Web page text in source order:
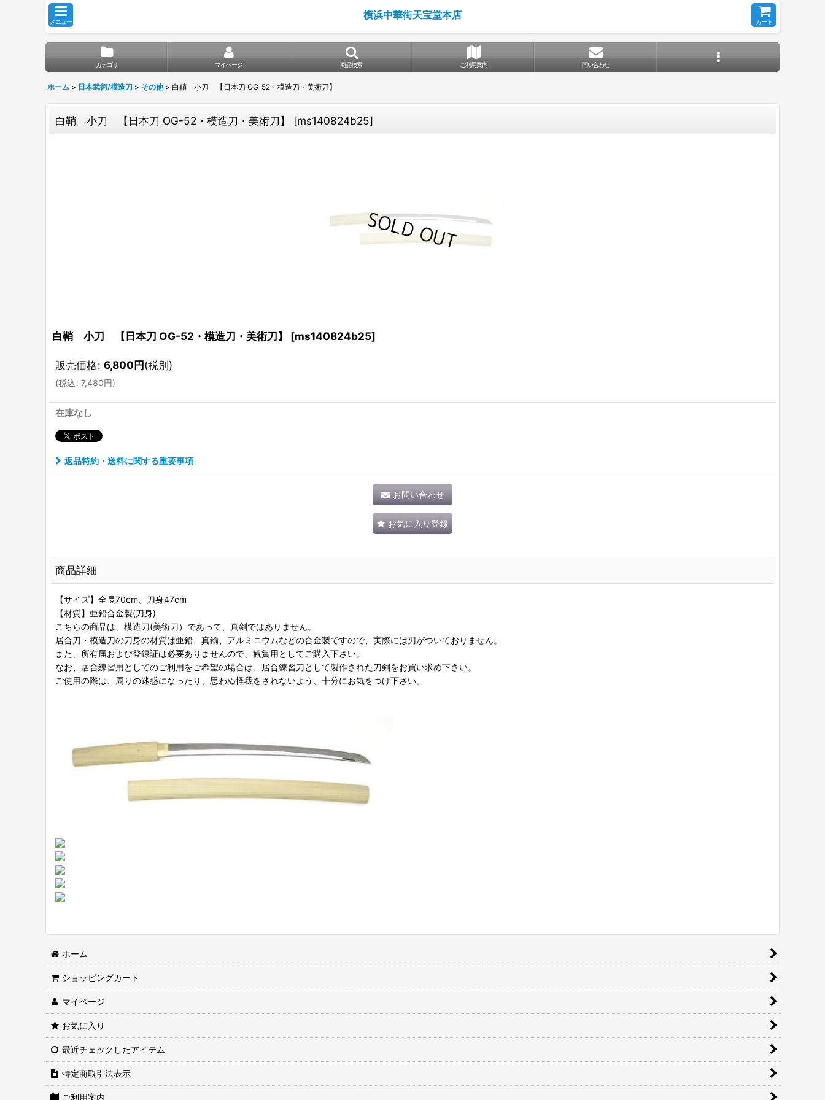
メニュー
横浜中華街天宝堂本店
カート
カテゴリ マイページ 商品検索 ご利用案内 問い合わせ
ホーム > 日本武術/模造刀 > その他 > 白鞘 小刀 【日本刀 OG-52・模造刀・美術刀】
白鞘 小刀 【日本刀 OG-52・模造刀・美術刀】 [ms140824b25]
白鞘 小刀 【日本刀 OG-52・模造刀・美術刀】 [ms140824b25]
販売価格: 6,800円(税別)
(税込: 7,480円)
在庫なし
返品特約・送料に関する重要事項
お問い合わせ
お気に入り登録
商品詳細
【サイズ】全長70cm、刀身47cm
【材質】亜鉛合金製(刀身)
こちらの商品は、模造刀(美術刀）であって、真剣ではありません。
居合刀・模造刀の刀身の材質は亜鉛、真鍮、アルミニウムなどの合金製ですので、実際には刃がついておりません。
また、所有届および登録証は必要ありませんので、観賞用としてご購入下さい。
なお、居合練習用としてのご利用をご希望の場合は、居合練習刀として製作された刀剣をお買い求め下さい。
ご使用の際は、周りの迷惑になったり、思わぬ怪我をされないよう、十分にお気をつけ下さい。
ホーム
ショッピングカート
マイページ
お気に入り
最近チェックしたアイテム
特定商取引法表示
ご利用案内